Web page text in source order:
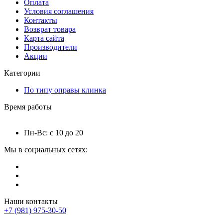
Оплата
Условия соглашения
Контакты
Возврат товара
Карта сайта
Производители
Акции
Категории
По типу оправы клинка
Время работы
Пн-Вс: с 10 до 20
Мы в социальных сетях:
Наши контакты
+7 (981) 975-30-50